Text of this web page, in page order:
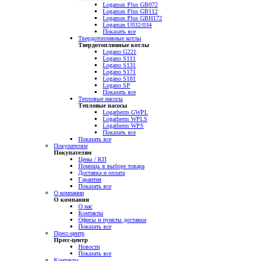
Logamax Plus GB072
Logamax Plus GB112
Logamax Plus GBH172
Logamax U032/034
Показать все
Твердотопливные котлы
Твердотопливные котлы
Logano G221
Logano S111
Logano S131
Logano S171
Logano S181
Logano SP
Показать все
Тепловые насосы
Тепловые насосы
Logatherm GWPL
Logatherm WPLS
Logatherm WPS
Показать все
Показать все
Покупателям
Покупателям
Цены / КП
Помощь в выборе товара
Доставка и оплата
Гарантия
Показать все
О компании
О компании
О нас
Контакты
Офисы и пункты доставки
Показать все
Пресс-центр
Пресс-центр
Новости
Показать все